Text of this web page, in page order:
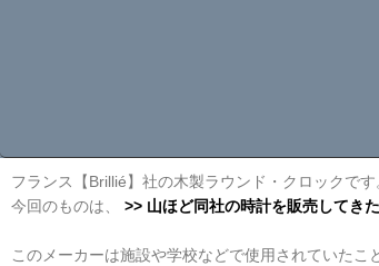
フランス【Brillié】社の木製ラウンド・クロックです
今回のものは、
>> 山ほど同社の時計を販売してき
このメーカーは施設や学校などで使用されていた